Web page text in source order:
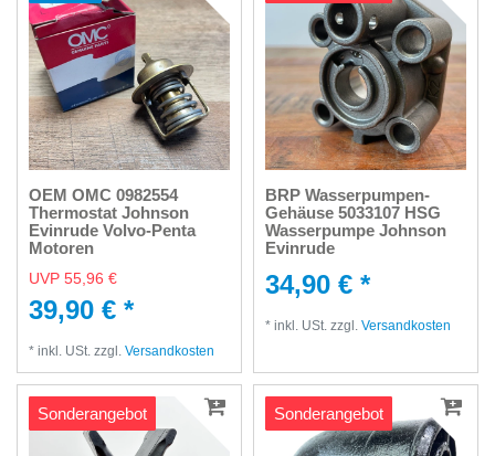
OEM OMC 0982554
Thermostat Johnson
Evinrude Volvo-Penta
Motoren
UVP 55,96 €
39,90 € *
* inkl. USt. zzgl. Versandkosten
BRP Wasserpumpen-
Gehäuse 5033107 HSG
Wasserpumpe Johnson
Evinrude
34,90 € *
* inkl. USt. zzgl. Versandkosten
Sonderangebot Sonderangebot